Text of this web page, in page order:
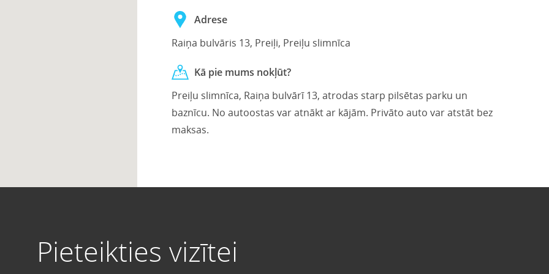
Adrese
Raiņa bulvāris 13, Preiļi, Preiļu slimnīca
Kā pie mums nokļūt?
Preiļu slimnīca, Raiņa bulvārī 13, atrodas starp pilsētas parku un
baznīcu. No autoostas var atnākt ar kājām. Privāto auto var atstāt bez
maksas.
Pieteikties vizītei